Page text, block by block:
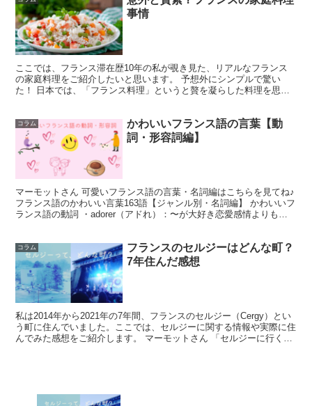
事情
ここでは、フランス滞在歴10年の私が覗き見た、リアルなフランス
の家庭料理をご紹介したいと思います。 予想外にシンプルで驚い
た！ 日本では、「フランス料理」というと贅を凝らした料理を思い
コラム
かわいいフランス語の言葉【動
詞・形容詞編】
マーモットさん 可愛いフランス語の言葉・名詞編はこちらを見てね♪
フランス語のかわいい言葉163語【ジャンル別・名詞編】 かわいいフ
ランス語の動詞 ・adorer（アドれ）：〜が大好き恋愛感情よりも、
コラム
フランスのセルジーはどんな町？
7年住んだ感想
私は2014年から2021年の7年間、フランスのセルジー（Cergy）とい
う町に住んでいました。ここでは、セルジーに関する情報や実際に住
んでみた感想をご紹介します。 マーモットさん 「セルジーに行くこ